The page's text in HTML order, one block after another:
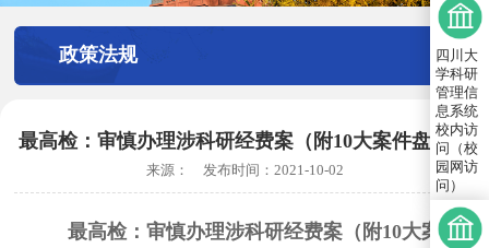
政策法规
最高检：审慎办理涉科研经费案（附10大案件盘点）
来源： 发布时间： 2021-10-02
最高检：审慎办理涉科研经费案（附10大案件
四川大
学科研
管理信
息系统
校内访
问（校
园网访
问）